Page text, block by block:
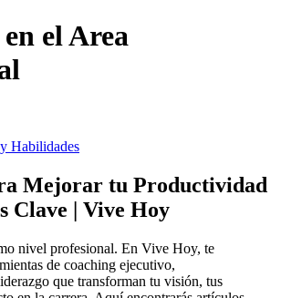
el Area
Habilidades
Mejorar tu Productividad
Clave | Vive Hoy
nivel profesional. En Vive Hoy, te
de coaching ejecutivo,
que transforman tu visión, tus